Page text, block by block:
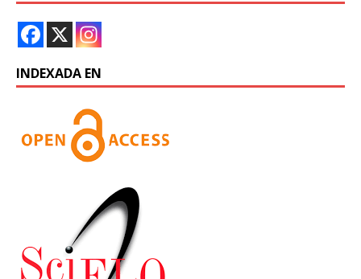
INDEXADA EN